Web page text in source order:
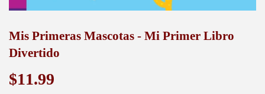
Mis Primeras Mascotas - Mi Primer Libro
Divertido
$11.99